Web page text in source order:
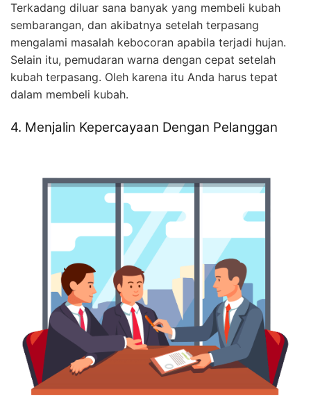
Terkadang diluar sana banyak yang membeli kubah
sembarangan, dan akibatnya setelah terpasang
mengalami masalah kebocoran apabila terjadi hujan.
Selain itu, pemudaran warna dengan cepat setelah
kubah terpasang. Oleh karena itu Anda harus tepat
dalam membeli kubah.
4. Menjalin Kepercayaan Dengan Pelanggan